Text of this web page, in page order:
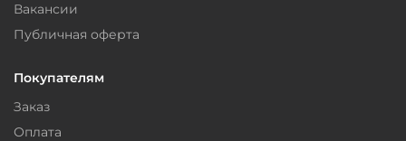
Вакансии
Публичная оферта
Покупателям
Заказ
Оплата